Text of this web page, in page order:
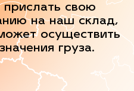
свою
на наш склад,
осуществить
груза.